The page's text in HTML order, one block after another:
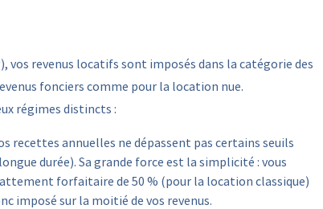
vos revenus locatifs sont imposés dans la catégorie des
fonciers comme pour la location nue.
régimes distincts :
recettes annuelles ne dépassent pas certains seuils
durée). Sa grande force est la simplicité : vous
forfaitaire de 50 % (pour la location classique)
imposé sur la moitié de vos revenus.